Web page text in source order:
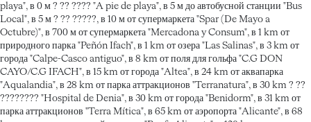
playa", в 0 м ? ?? ???? "A pie de playa", в 5 м до автобусной станции "Bus
Local", в 5 м ? ?? ?????, в 10 м от супермаркета "Spar (De Mayo a
Octubre)", в 700 м от супермаркета "Mercadona y Consum", в 1 km от
природного парка "Peñón Ifach", в 1 km от озера "Las Salinas", в 3 km от
города "Calpe-Casco antiguo", в 8 km от поля для гольфа "C.G DON
CAYO/C.G IFACH", в 15 km от города "Altea", в 24 km от аквапарка
"Aqualandia", в 28 km от парка аттракционов "Terranatura", в 30 km ? ??
???????? "Hospital de Denia", в 30 km от города "Benidorm", в 31 km от
парка аттракционов "Terra Mítica", в 65 km от аэропорта "Alicante", в 68